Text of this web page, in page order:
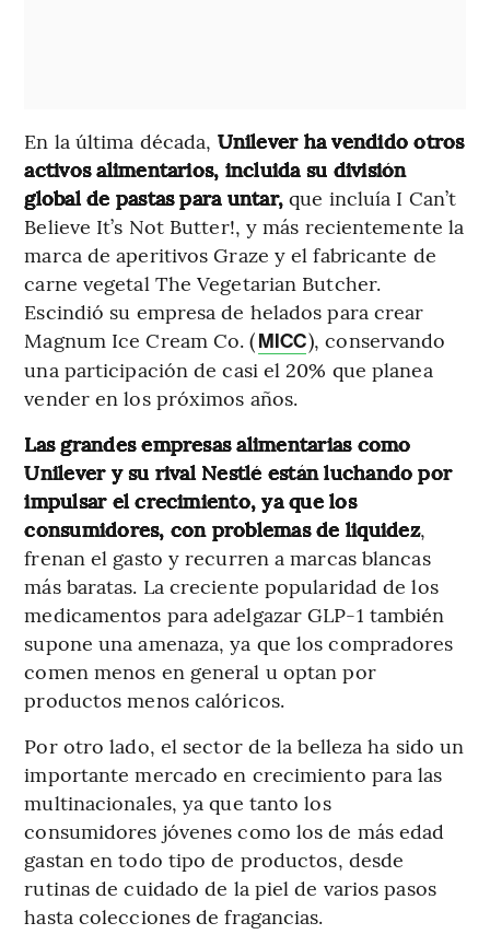
En la última década, Unilever ha vendido otros
activos alimentarios, incluida su división
global de pastas para untar, que incluía I Can’t
Believe It’s Not Butter!, y más recientemente la
marca de aperitivos Graze y el fabricante de
carne vegetal The Vegetarian Butcher.
Escindió su empresa de helados para crear
Magnum Ice Cream Co. (MICC), conservando
una participación de casi el 20% que planea
vender en los próximos años.
Las grandes empresas alimentarias como
Unilever y su rival Nestlé están luchando por
impulsar el crecimiento, ya que los
consumidores, con problemas de liquidez,
frenan el gasto y recurren a marcas blancas
más baratas. La creciente popularidad de los
medicamentos para adelgazar GLP-1 también
supone una amenaza, ya que los compradores
comen menos en general u optan por
productos menos calóricos.
Por otro lado, el sector de la belleza ha sido un
importante mercado en crecimiento para las
multinacionales, ya que tanto los
consumidores jóvenes como los de más edad
gastan en todo tipo de productos, desde
rutinas de cuidado de la piel de varios pasos
hasta colecciones de fragancias.